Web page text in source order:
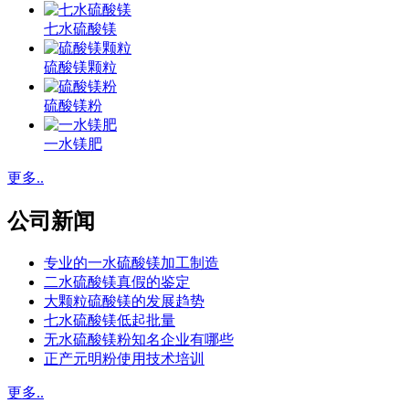
七水硫酸镁
硫酸镁颗粒
硫酸镁粉
一水镁肥
更多..
公司新闻
专业的一水硫酸镁加工制造
二水硫酸镁真假的鉴定
大颗粒硫酸镁的发展趋势
七水硫酸镁低起批量
无水硫酸镁粉知名企业有哪些
正产元明粉使用技术培训
更多..